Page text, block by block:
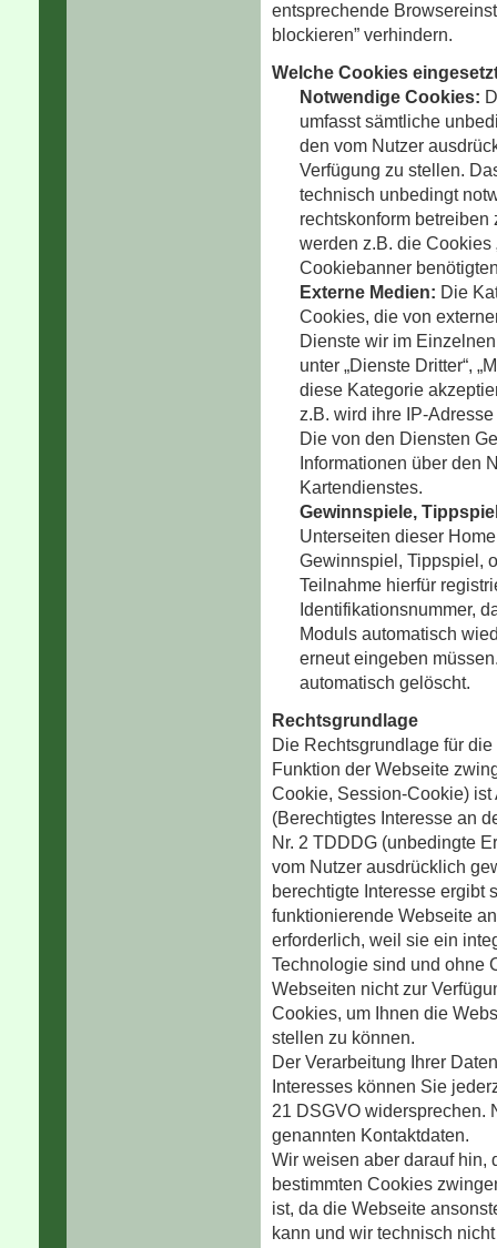
entsprechende
blockieren” verhindern.
Welche Cookies
Notwendige Cookies:
umfasst sämtliche
den vom Nutzer
Verfügung zu stellen.
technisch unbedingt
rechtskonform
werden z.B. die Cookies
Cookiebanner
Externe Medien: Die
Cookies, die von
Dienste wir im
unter „Dienste Dritter“,
diese Kategorie
z.B. wird ihre IP-
Die von den Diensten
Informationen über den
Kartendienstes.
Gewinnspiele,
Unterseiten dieser
Gewinnspiel, Tippspiel,
Teilnahme hierfür
Identifikationsnummer,
Moduls automatisch
erneut eingeben
automatisch gelöscht.
Rechtsgrundlage
Die Rechtsgrundlage für
Funktion der Webseite
Cookie, Session-Cookie) ist
(Berechtigtes Interesse an
Nr. 2 TDDDG (unbedingte
vom Nutzer ausdrücklich
berechtigte Interesse ergibt
funktionierende Webseite
erforderlich, weil sie ein
Technologie sind und ohne
Webseiten nicht zur
Cookies, um Ihnen die
stellen zu können.
Der Verarbeitung Ihrer
Interesses können Sie
21 DSGVO widersprechen.
genannten Kontaktdaten.
Wir weisen aber darauf hin,
bestimmten Cookies
ist, da die Webseite
kann und wir technisch